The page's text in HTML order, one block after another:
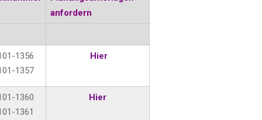
1356
1357
Hier
1360
1361
Hier
anfordern